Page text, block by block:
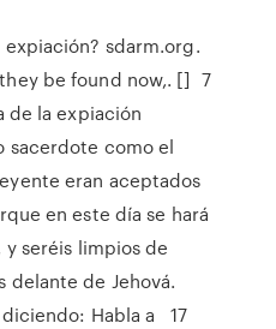
sdarm.org.
be found now,. [] 7
de la expiación
sacerdote como el
eran aceptados
en este día se hará
seréis limpios de
delante de Jehová.
diciendo: Habla a 17